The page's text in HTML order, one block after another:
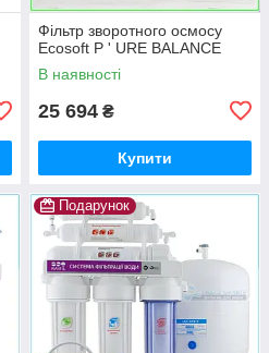
Фільтр зворотного осмосу
Ecosoft P ' URE BALANCE
В наявності
25 694 ₴
Купити
Подарунок